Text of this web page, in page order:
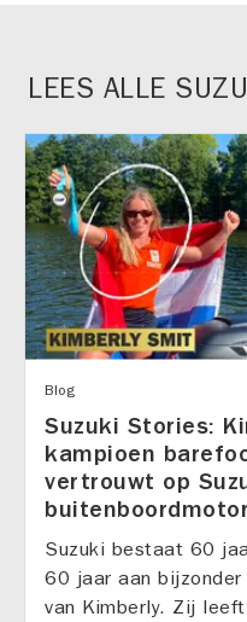
LEES ALLE
Blog
Suzuki Stories:
kampioen
vertrouwt op
Suzuki bestaat 60
60 jaar aan
van Kimberly. Zij